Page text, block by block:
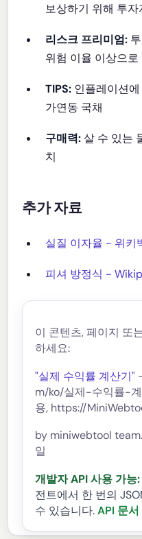
보상하기 위해 투
리스크 프리미엄:
위험 이율 이상으
TIPS: 인플레이션
가연동 국채
구매력:살 수 있는
치
추가 자료
실질 이자율 - 위키
피셔 방정식 -
이 콘텐츠, 페이지 또
하세요:
"실제 수익률 계산기"
m/ko/실제-수익률-
용, https://
by miniwebtool
일
개발자 API 사용 가능:
전트에서 한 번의
수 있습니다. API 문서